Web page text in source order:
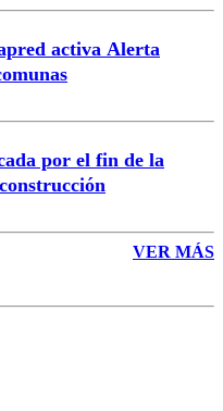
activa Alerta
por el fin de la
VER MÁS